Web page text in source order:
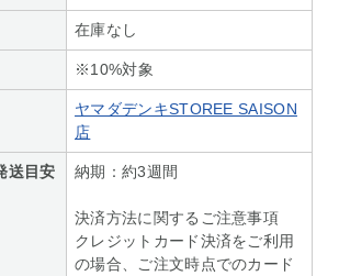
在庫なし
※10%対象
ヤマダデンキSTOREE SAISON
店
送目安 納期：約3週間
決済方法に関するご注意事項
クレジットカード決済をご利用
の場合、ご注文時点でのカード